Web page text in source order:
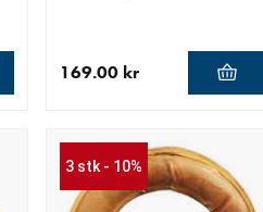
169.00 kr
3 stk - 10%